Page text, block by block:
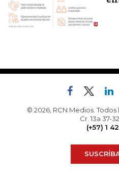
© 2026, RCN Medios.
Cr. 13a 37-
(+57) 1